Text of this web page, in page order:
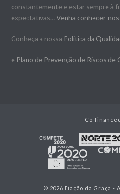
constantemente e estar sempre à
expectativas… Venha conhecer-nos
Conheça a nossa Politica da
e Plano de Prevenção de Riscos de
Co-
© 2026 Fiação da Graça